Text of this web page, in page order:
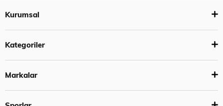
Kurumsal
Kategoriler
Markalar